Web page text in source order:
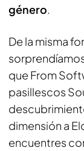
género.
De la misma
que From
pasillescos
dimensión a
encuentres